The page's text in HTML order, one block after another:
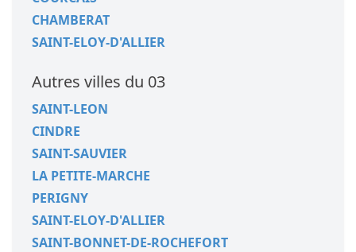
CHAMBERAT
SAINT-ELOY-D'ALLIER
Autres villes du 03
SAINT-LEON
CINDRE
SAINT-SAUVIER
LA PETITE-MARCHE
PERIGNY
SAINT-ELOY-D'ALLIER
SAINT-BONNET-DE-ROCHEFORT